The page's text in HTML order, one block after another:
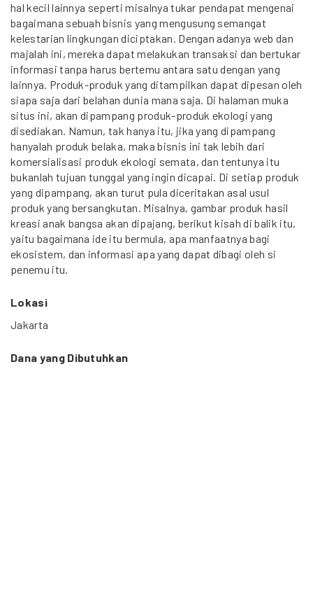
hal kecil lainnya seperti misalnya tukar pendapat mengenai
bagaimana sebuah bisnis yang mengusung semangat
kelestarian lingkungan diciptakan. Dengan adanya web dan
majalah ini, mereka dapat melakukan transaksi dan bertukar
informasi tanpa harus bertemu antara satu dengan yang
lainnya. Produk-produk yang ditampilkan dapat dipesan oleh
siapa saja dari belahan dunia mana saja. Di halaman muka
situs ini, akan dipampang produk-produk ekologi yang
disediakan. Namun, tak hanya itu, jika yang dipampang
hanyalah produk belaka, maka bisnis ini tak lebih dari
komersialisasi produk ekologi semata, dan tentunya itu
bukanlah tujuan tunggal yang ingin dicapai. Di setiap produk
yang dipampang, akan turut pula diceritakan asal usul
produk yang bersangkutan. Misalnya, gambar produk hasil
kreasi anak bangsa akan dipajang, berikut kisah di balik itu,
yaitu bagaimana ide itu bermula, apa manfaatnya bagi
ekosistem, dan informasi apa yang dapat dibagi oleh si
penemu itu.
Lokasi
Jakarta
Dana yang Dibutuhkan